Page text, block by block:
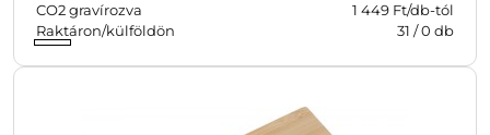
CO2 gravírozva
1 449 Ft/db-tól
Raktáron/külföldön
31 /0 db